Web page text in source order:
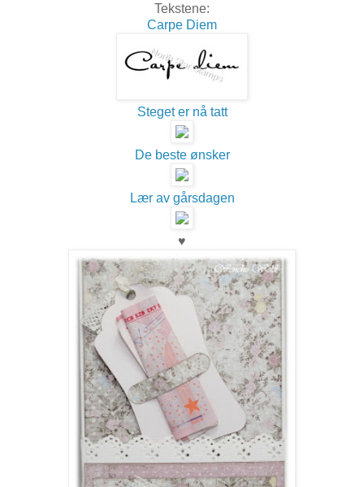
Tekstene:
Carpe Diem
Steget er nå tatt
De beste ønsker
Lær av gårsdagen
♥